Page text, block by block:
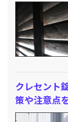
クレセント
策や注意点